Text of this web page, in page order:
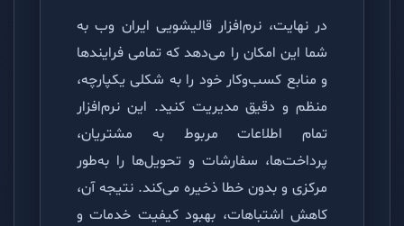
در نهایت، نرم‌افزار قالیشویی ایران وب به
شما این امکان را می‌دهد که تمامی فرایندها
و منابع کسب‌وکار خود را به شکلی یکپارچه،
منظم و دقیق مدیریت کنید. این نرم‌افزار
تمام اطلاعات مربوط به مشتریان،
پرداخت‌ها، سفارشات و تحویل‌ها را به‌طور
مرکزی و بدون خطا ذخیره می‌کند. نتیجه آن،
کاهش اشتباهات، بهبود کیفیت خدمات و